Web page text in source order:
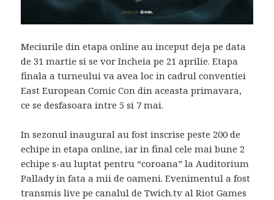
Meciurile din etapa online au inceput deja pe data
de 31 martie si se vor încheia pe 21 aprilie. Etapa
finala a turneului va avea loc in cadrul conventiei
East European Comic Con din aceasta primavara,
ce se desfasoara intre 5 si 7 mai.
In sezonul inaugural au fost inscrise peste 200 de
echipe in etapa online, iar in final cele mai bune 2
echipe s-au luptat pentru “coroana” la Auditorium
Pallady in fata a mii de oameni. Evenimentul a fost
transmis live pe canalul de Twich.tv al Riot Games